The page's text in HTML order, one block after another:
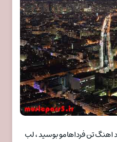
اهنگ تن فرداهامو بوسید ، لب